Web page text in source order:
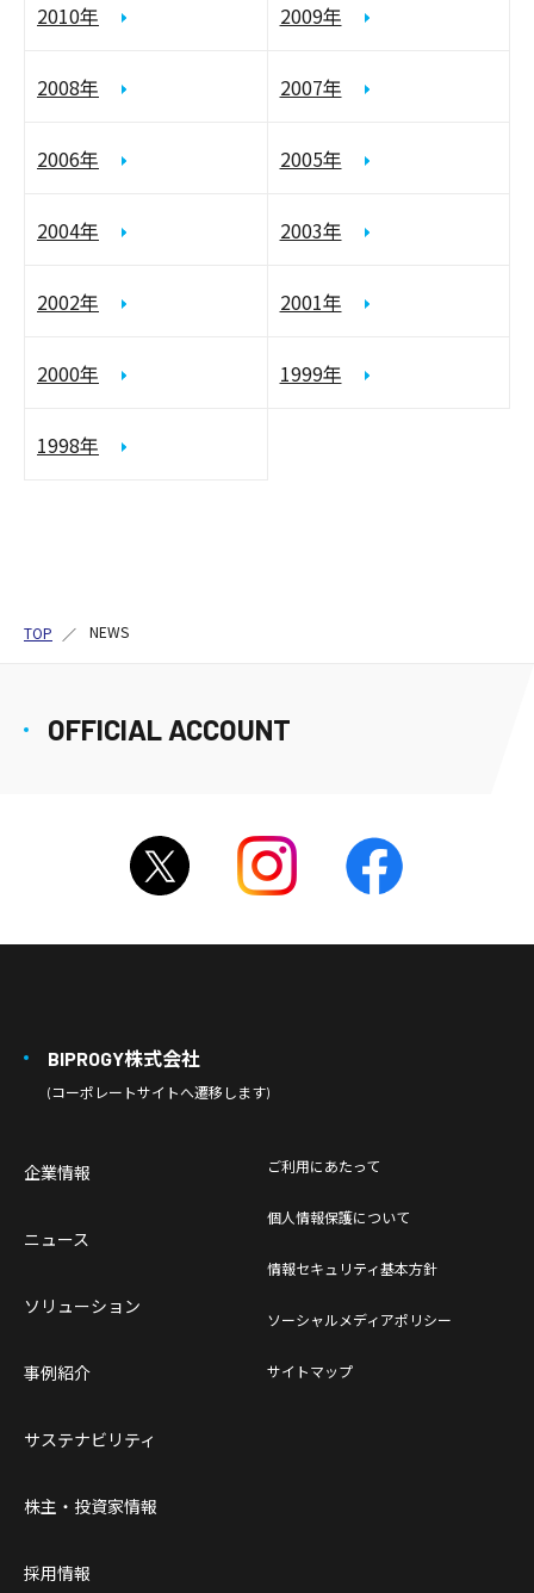
2010年 2009年
2008年 2007年
2006年 2005年
2004年 2003年
2002年 2001年
2000年 1999年
1998年
TOP NEWS
OFFICIAL ACCOUNT
BIPROGY株式会社
(コーポレートサイトへ遷移します)
企業情報
ニュース
ソリューション
事例紹介
サステナビリティ
株主・投資家情報
採用情報
ご利用にあたって
個人情報保護について
情報セキュリティ基本方針
ソーシャルメディアポリシー
サイトマップ